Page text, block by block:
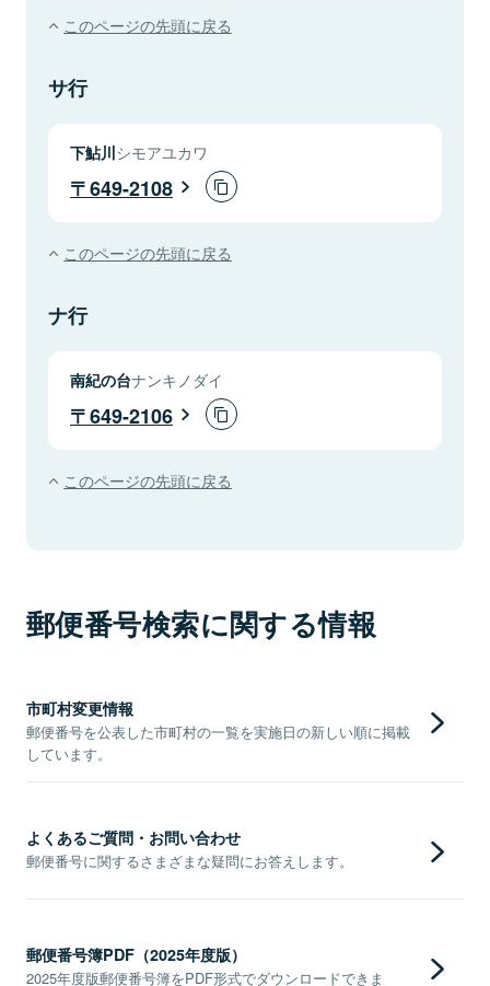
このページの先頭に戻る
サ行
下鮎川シモアユカワ
649-2108
このページの先頭に戻る
ナ行
南紀の台ナンキノダイ
649-2106
このページの先頭に戻る
郵便番号検索に関する情報
市町村変更情報
郵便番号を公表した市町村の一覧を実施日の新しい順に掲載
しています。
よくあるご質問・お問い合わせ
郵便番号に関するさまざまな疑問にお答えします。
郵便番号簿PDF（2025年度版）
2025年度版郵便番号簿をPDF形式でダウンロードできま